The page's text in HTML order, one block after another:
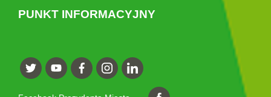
PUNKT INFORMACYJNY